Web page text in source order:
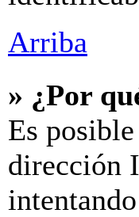
Arriba
» ¿Por
Es
dirección